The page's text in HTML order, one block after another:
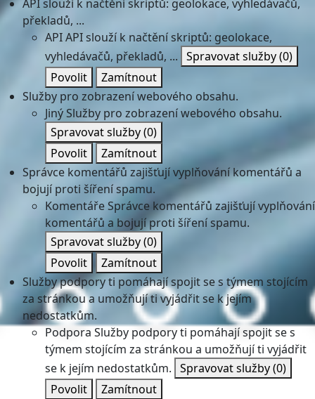
API slouží k načtění skriptů: geolokace, vyhledávačů,
překladů, ...
APIAPI slouží k načtění skriptů: geolokace,
vyhledávačů, překladů, ... Spravovat služby(0)
Povolit
Zamítnout
Služby pro zobrazení webového obsahu.
JinýSlužby pro zobrazení webového obsahu.
Spravovat služby(0)
Povolit
Zamítnout
Správce komentářů zajišťují vyplňování komentářů a
bojují proti šíření spamu.
KomentářeSprávce komentářů zajišťují vyplňování
komentářů a bojují proti šíření spamu.
Spravovat služby(0)
Povolit
Zamítnout
Služby podpory ti pomáhají spojit se s týmem stojícím
za stránkou a umožňují ti vyjádřit se k jejím
nedostatkům.
Podpora Služby podpory ti pomáhají spojit se s
týmem stojícím za stránkou a umožňují ti vyjádřit
se k jejím nedostatkům. Spravovat služby(0)
Povolit
Zamítnout